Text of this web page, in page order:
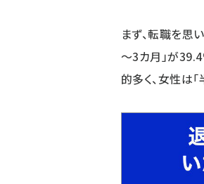
まず、転職を思
～3カ月」が
的多く、女性は